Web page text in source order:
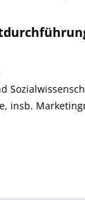
insb.